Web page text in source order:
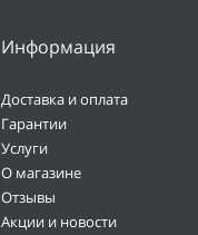
Информация
Доставка и оплата
Гарантии
Услуги
О магазине
Отзывы
Акции и новости